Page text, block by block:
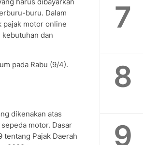
buru. Dalam
pajak motor online
dan
pada Rabu (9/4).
dikenakan atas
motor. Dasar
tentang Pajak Daerah
7
8
9